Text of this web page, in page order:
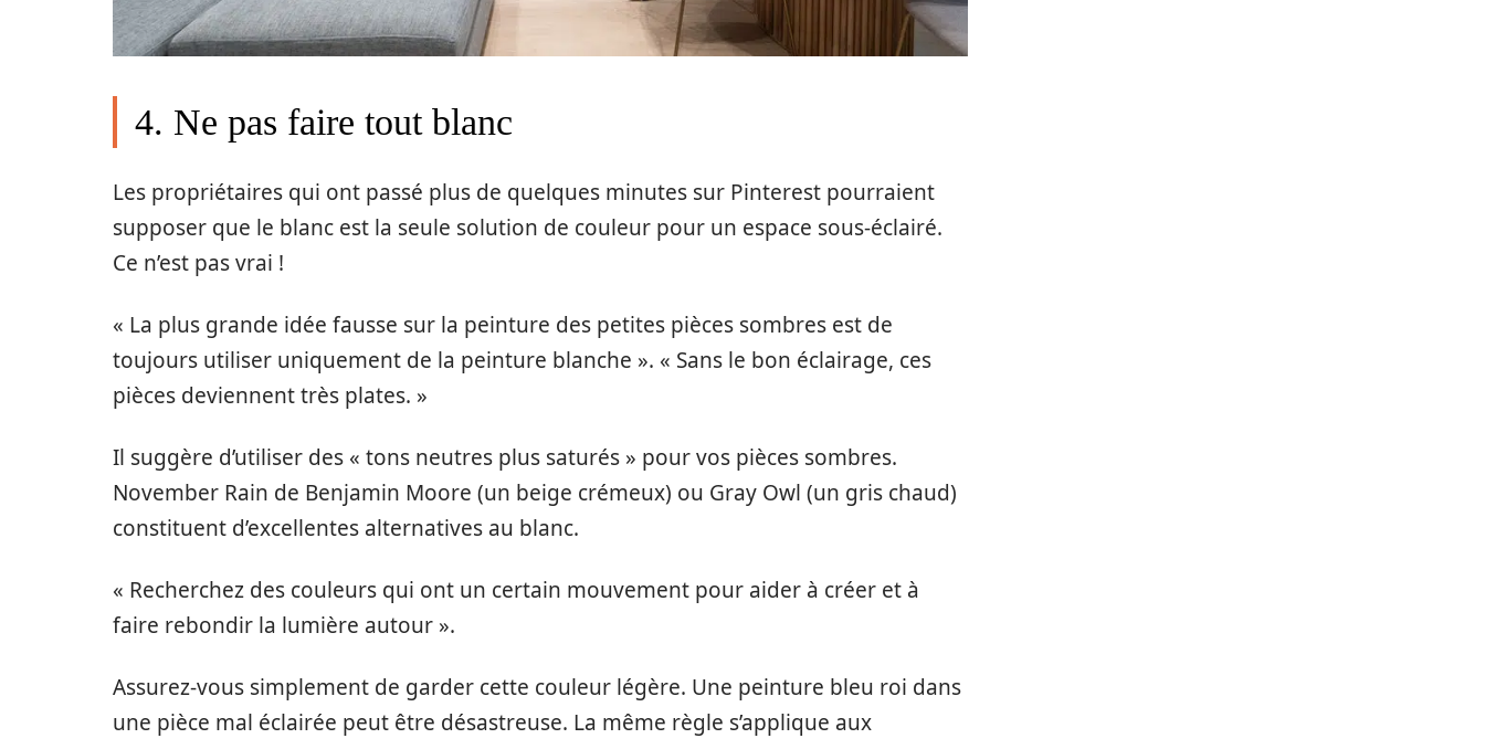
4. Ne pas faire tout blanc
Les propriétaires qui ont passé plus de quelques minutes sur Pinterest pourraient
supposer que le blanc est la seule solution de couleur pour un espace sous-éclairé.
Ce n’est pas vrai !
« La plus grande idée fausse sur la peinture des petites pièces sombres est de
toujours utiliser uniquement de la peinture blanche ». « Sans le bon éclairage, ces
pièces deviennent très plates. »
Il suggère d’utiliser des « tons neutres plus saturés » pour vos pièces sombres.
November Rain de Benjamin Moore (un beige crémeux) ou Gray Owl (un gris chaud)
constituent d’excellentes alternatives au blanc.
« Recherchez des couleurs qui ont un certain mouvement pour aider à créer et à
faire rebondir la lumière autour ».
Assurez-vous simplement de garder cette couleur légère. Une peinture bleu roi dans
une pièce mal éclairée peut être désastreuse. La même règle s’applique aux